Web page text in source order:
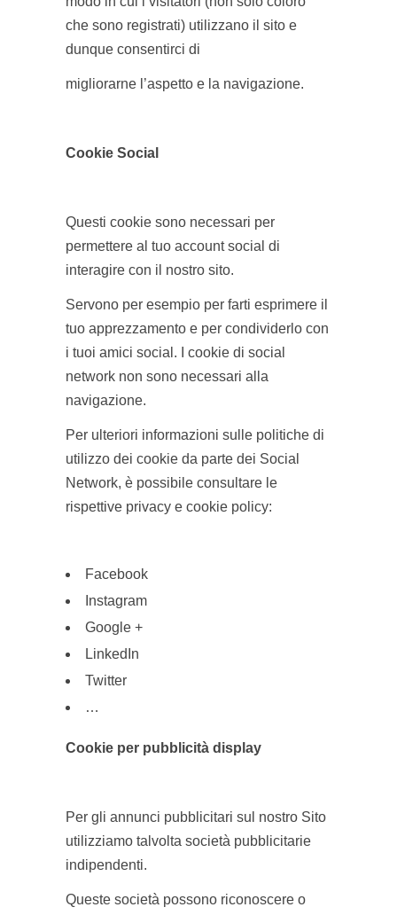
che sono registrati) utilizzano il sito e
dunque consentirci di
migliorarne l’aspetto e la navigazione.
Cookie Social
Questi cookie sono necessari per
permettere al tuo account social di
interagire con il nostro sito.
Servono per esempio per farti esprimere il
tuo apprezzamento e per condividerlo con
i tuoi amici social. I cookie di social
network non sono necessari alla
navigazione.
Per ulteriori informazioni sulle politiche di
utilizzo dei cookie da parte dei Social
Network, è possibile consultare le
rispettive privacy e cookie policy:
Facebook
Instagram
Google +
LinkedIn
Twitter
…
Cookie per pubblicità display
Per gli annunci pubblicitari sul nostro Sito
utilizziamo talvolta società pubblicitarie
indipendenti.
Queste società possono riconoscere o